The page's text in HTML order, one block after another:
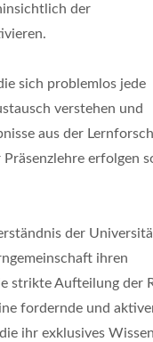
der
sich problemlos jede
verstehen und
aus der
erfolgen
der
ihren
strikte Aufteilung der
fordernde und
ihr exklusives